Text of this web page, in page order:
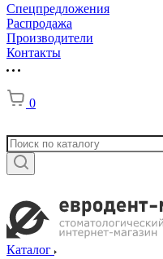
Спецпредложения
Распродажа
Производители
Контакты
0
Каталог